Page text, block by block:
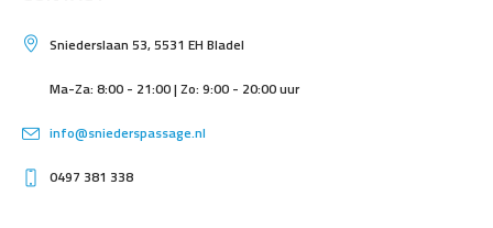
Sniederslaan 53, 5531 EH Bladel
Ma-Za: 8:00 - 21:00 | Zo: 9:00 - 20:00 uur
info@sniederspassage.nl
0497 381 338